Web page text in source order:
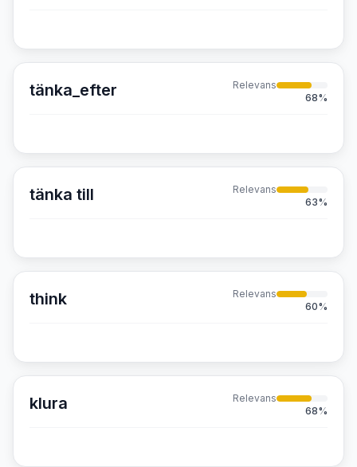
tänka_efter
Relevans
68%
tänka till
Relevans
63%
think
Relevans
60%
klura
Relevans
68%